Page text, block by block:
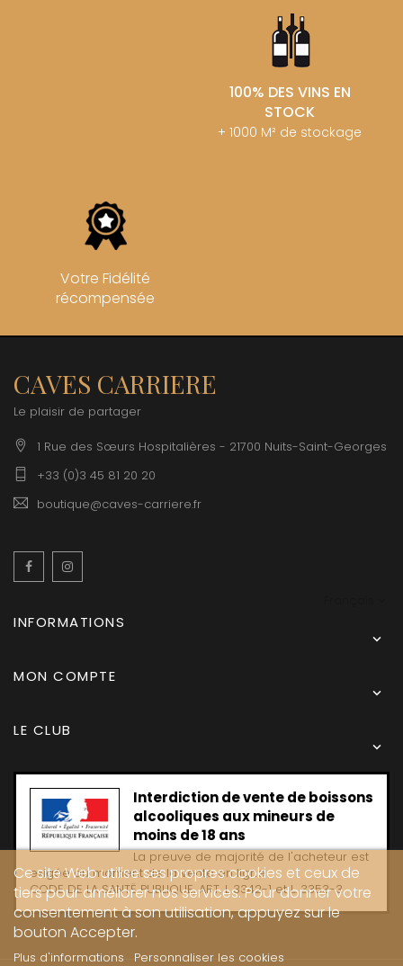
100% DES VINS EN
STOCK
+ 1000 M² de stockage
Votre Fidélité
récompensée
CAVES CARRIERE
Le plaisir de partager
1 Rue des Sœurs Hospitalières - 21700 Nuits-Saint-Georges
+33 (0)3 45 81 20 20
boutique@caves-carriere.fr
Facebook
INFORMATIONS

MON COMPTE

LE CLUB

Interdiction de vente de boissons
alcooliques aux mineurs de
moins de 18 ans
La preuve de majorité de l'acheteur est
exigée au moment de la vente en ligne
CODE DE LA SANTË PUBLIQUE, ART. L 3342-1 et L. 3353-3
Ce site Web utilise ses propres cookies et ceux de
tiers pour améliorer nos services. Pour donner votre
consentement à son utilisation, appuyez sur le
bouton Accepter.
Plus d'informations Personnaliser les cookies